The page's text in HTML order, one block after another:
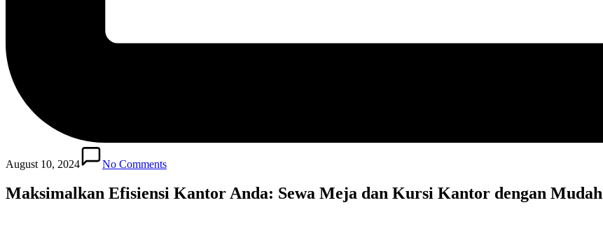
August 10, 2024 No Comments
Maksimalkan Efisiensi Kantor Anda: Sewa Meja dan Kursi Kantor dengan Mudah